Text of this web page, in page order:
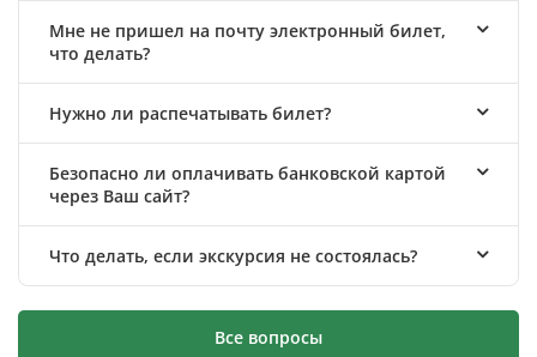
Мне не пришел на почту электронный билет,
что делать?
Нужно ли распечатывать билет?
Безопасно ли оплачивать банковской картой
через Ваш сайт?
Что делать, если экскурсия не состоялась?
Все вопросы